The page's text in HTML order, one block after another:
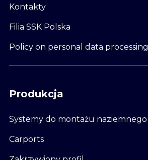
Kontakty
Filia SSK Polska
Policy on personal data processing
Produkcja
Systemy do montażu naziemnego
Carports